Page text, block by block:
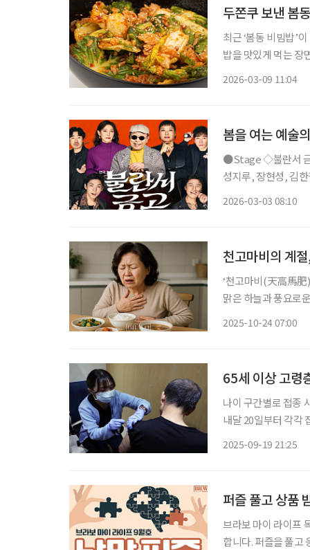
두쫀쿠 보낸 봄
최근 ‘봄동 비빔밥’
밥을 맛있게 먹는 장
2026-03-09 11:04
봄을 여는 예술
●Stage ◇불란서 금고 일정 3월 7일 ~ 5월 31일 장소 NOL 서경스퀘어 연출 장진 출연 신구,
성지루, 장현성, 김한
2026-03-03 08:10
천고마비의 계
‘천고마비(天高馬肥)’의 계절이
맑은 하늘과 풍요로
2025-10-24 07:00
65세 이상 고령
나이 구간별로 접종
내달 20일부터 각각
2025-09-19 21:25
퍼즐 풀고 상품
브라보 마이 라이프 독자 이벤트 브라보 마이 라이프에서는
합니다. 퍼즐을 풀고